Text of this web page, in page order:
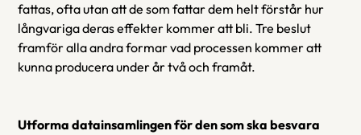
fattas, ofta utan att de som fattar dem helt förstår hur
långvariga deras effekter kommer att bli. Tre beslut
framför alla andra formar vad processen kommer att
kunna producera under år två och framåt.
Utforma datainsamlingen för den som ska besvara